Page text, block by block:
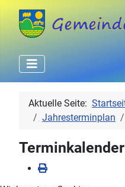
Aktuelle Seite:
Jahresterminplan
Terminkalender